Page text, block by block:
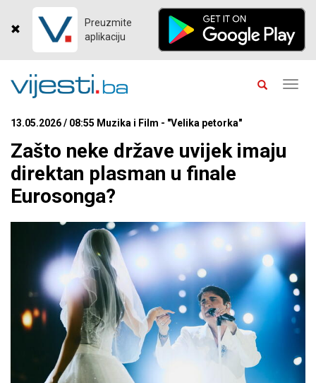
Preuzmite
aplikaciju
13.05.2026 / 08:55 Muzika i Film - "Velika petorka"
Zašto neke države uvijek imaju
direktan plasman u finale
Eurosonga?